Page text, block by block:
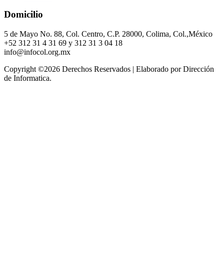
Domicilio
5 de Mayo No. 88, Col. Centro, C.P. 28000, Colima, Col.,México
+52 312 31 4 31 69 y 312 31 3 04 18
info@infocol.org.mx
Copyright ©2026 Derechos Reservados | Elaborado por Dirección
de Informatica.